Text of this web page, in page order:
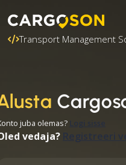
Transport Management
juba olemas?
vedaja?